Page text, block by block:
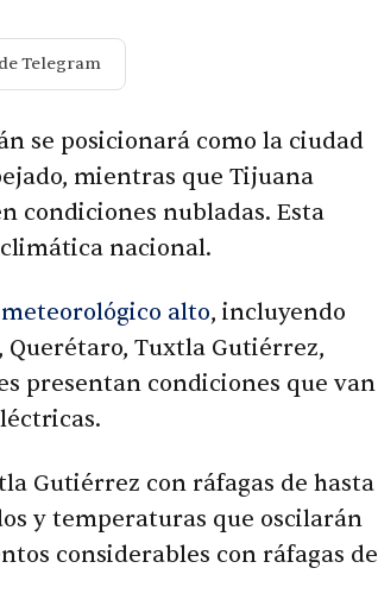
Telegram
se posicionará como la ciudad
mientras que Tijuana
condiciones nubladas. Esta
nacional.
alto, incluyendo
Querétaro, Tuxtla Gutiérrez,
presentan condiciones que van
Gutiérrez con ráfagas de hasta
y temperaturas que oscilarán
considerables con ráfagas de